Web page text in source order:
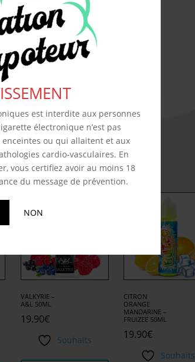
est interdite aux personnes
électronique n’est pas
ou qui allaitent et aux
cardio-vasculaires. En
vous certifiez avoir au moins 18
du message de prévention.
NON
VALKYRIE –
A&L 50ML
19.90€
Souhaits
CITRON
ORANGE
MANDARINE –
FRUIZEE 50ML
19.90€
Souhaits